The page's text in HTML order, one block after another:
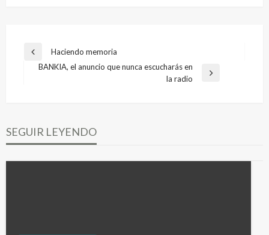
Navegación
Entrada
anterior
Haciendo memoria
BANKIA, el anuncio que nunca escucharás en
la radio
SEGUIR LEYENDO